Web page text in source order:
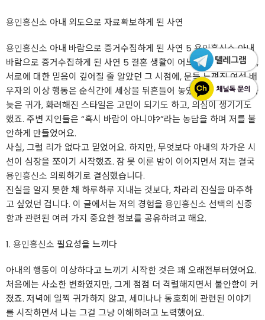
용인흥신소 아내 외도으로 자료확보하게 된 사연
용인흥신소 아내 바람으로 증거수집하게 된 사연 5용인흥신소아내
바람으로 증거수집하게 된 사연 5 결혼 생활이 어느덧 10년을 지나고,
서로에 대한 믿음이 깊어질 줄 알았던 그 시점에, 문득 느껴진 여성 배
우자의 이상 행동은 순식간에 세상을 뒤흔들어 놓았어요. 잦은 외출과
늦은 귀가, 화려해진 스타일은 고민이 되기도 하고, 의심이 생기기도
했죠. 주변 지인들은 “혹시 바람이 아니야?”라는 농담을 하며 저를 불
안하게 만들었어요.
사실, 그럴 리가 없다고 믿었어요. 하지만, 무엇보다 아내의 차가운 시
선이 심장을 쪼이기 시작했죠. 잠 못 이룬 밤이 이어지면서 저는 결국
용인흥신소 의뢰하기로 결심했습니다.
진실을 알지 못한 채 하루하루 지내는 것보다, 차라리 진실을 마주하
고 싶었던 겁니다. 이 글에서는 저의 경험을 용인흥신소 선택의 신중
함과 관련된 여러 가지 중요한 정보를 공유하려고 해요.
1. 용인흥신소 필요성을 느끼다
아내의 행동이 이상하다고 느끼기 시작한 것은 꽤 오래전부터였어요.
처음에는 사소한 변화였지만, 그게 점점 더 격렬해지면서 불안함이 커
졌죠. 저녁에 일찍 귀가하지 않고, 세미나나 동호회에 관련된 이야기
를 시작하면서 나는 그걸 그냥 이해하려고 노력했어요.